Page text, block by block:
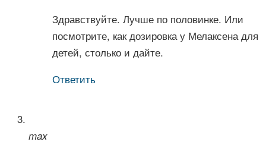
Здравствуйте. Лучше по половинке. Или
посмотрите, как дозировка у Мелаксена для
детей, столько и дайте.
Ответить
max